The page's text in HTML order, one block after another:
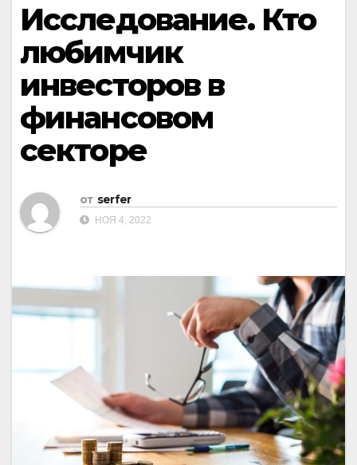
Исследование. Кто
любимчик
инвесторов в
финансовом
секторе
от serfer
НОЯ 4, 2022